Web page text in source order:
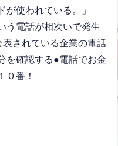
が使われている。」
う電話が相次いで発生
されている企業の電話
を確認する●電話でお金
０番！